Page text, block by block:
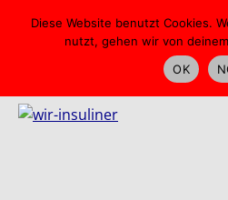
Diese Website benutzt Cookies.
nutzt, gehen wir von
OK